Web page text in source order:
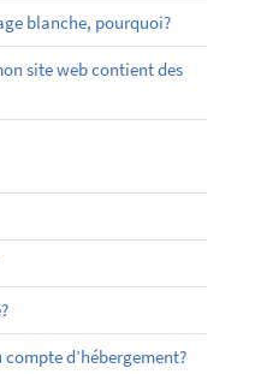
blanche, pourquoi?
site web contient des
d’hébergement?